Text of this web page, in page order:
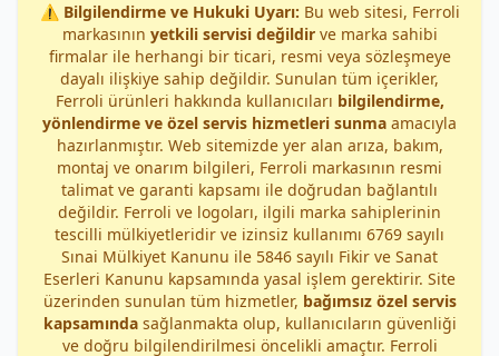
⚠️ Bilgilendirme ve Hukuki Uyarı: Bu web sitesi, Ferroli
markasının yetkili servisi değildirve marka sahibi
firmalar ile herhangi bir ticari, resmi veya sözleşmeye
dayalı ilişkiye sahip değildir. Sunulan tüm içerikler,
Ferroli ürünleri hakkında kullanıcıları bilgilendirme,
yönlendirme ve özel servis hizmetleri sunma amacıyla
hazırlanmıştır. Web sitemizde yer alan arıza, bakım,
montaj ve onarım bilgileri, Ferroli markasının resmi
talimat ve garanti kapsamı ile doğrudan bağlantılı
değildir. Ferroli ve logoları, ilgili marka sahiplerinin
tescilli mülkiyetleridir ve izinsiz kullanımı 6769 sayılı
Sınai Mülkiyet Kanunu ile 5846 sayılı Fikir ve Sanat
Eserleri Kanunu kapsamında yasal işlem gerektirir. Site
üzerinden sunulan tüm hizmetler, bağımsız özel servis
kapsamındasağlanmakta olup, kullanıcıların güvenliği
ve doğru bilgilendirilmesi öncelikli amaçtır. Ferroli